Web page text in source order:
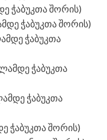
ჭაბუკთა შორის)
ჭაბუკთა შორის)
ჭაბუკთა
ჭაბუკთა
ჭაბუკთა
ჭაბუკთა შორის)